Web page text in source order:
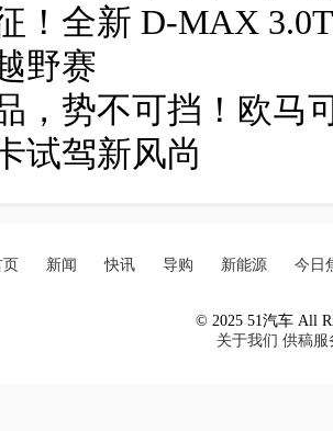
！全新 D-MAX
野赛
，势不可挡！欧马
试驾新风尚
页 新闻 快讯 导购 新能源 今日
© 2025 51汽车 All
关于我们 供稿服